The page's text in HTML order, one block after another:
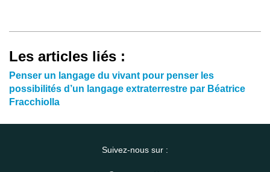
Les articles liés :
Penser un langage du vivant pour penser les
possibilités d’un langage extraterrestre par Béatrice
Fracchiolla
Suivez-nous sur :